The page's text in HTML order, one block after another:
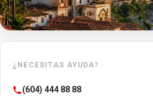
¿NECESITAS AYUDA?
(604) 444 88 88